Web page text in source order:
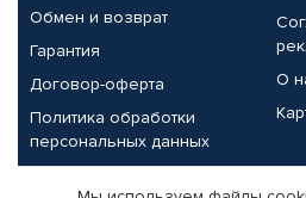
Обмен и возврат
Гарантия
Договор-оферта
Политика обработки
персональных данных
О